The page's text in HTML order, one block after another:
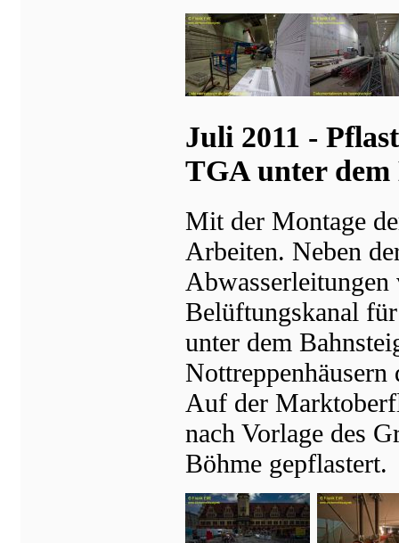
Juli 2011 -
TGA unter dem
Mit der Montage
Arbeiten. Neben
Belüftungskanal
unter dem
Nottreppenhäusern
Auf der
nach Vorlage des
Böhme gepflastert.